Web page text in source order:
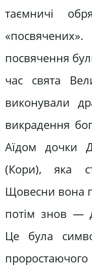
таємничі
посвячення
час свята
виконували
викрадення
Аїдом дочки
(Кори), яка
Щовесни вона
потім знов —
Це була